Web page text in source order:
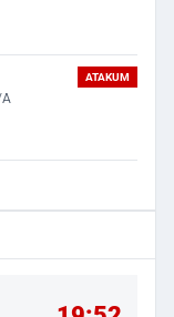
ATAKUM
A